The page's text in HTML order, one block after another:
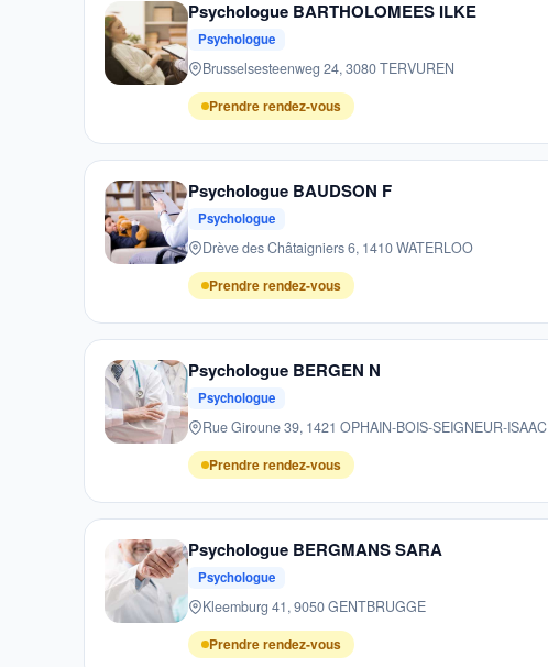
Psychologue BARTHOLOMEES ILKE
Psychologue
Brusselsesteenweg 24, 3080 TERVUREN
Prendre rendez-vous
Psychologue BAUDSON F
Psychologue
Drève des Châtaigniers 6, 1410 WATERLOO
Prendre rendez-vous
Psychologue BERGEN N
Psychologue
Rue Giroune 39, 1421 OPHAIN-BOIS-SEIGNEUR-ISAAC
Prendre rendez-vous
Psychologue BERGMANS SARA
Psychologue
Kleemburg 41, 9050 GENTBRUGGE
Prendre rendez-vous